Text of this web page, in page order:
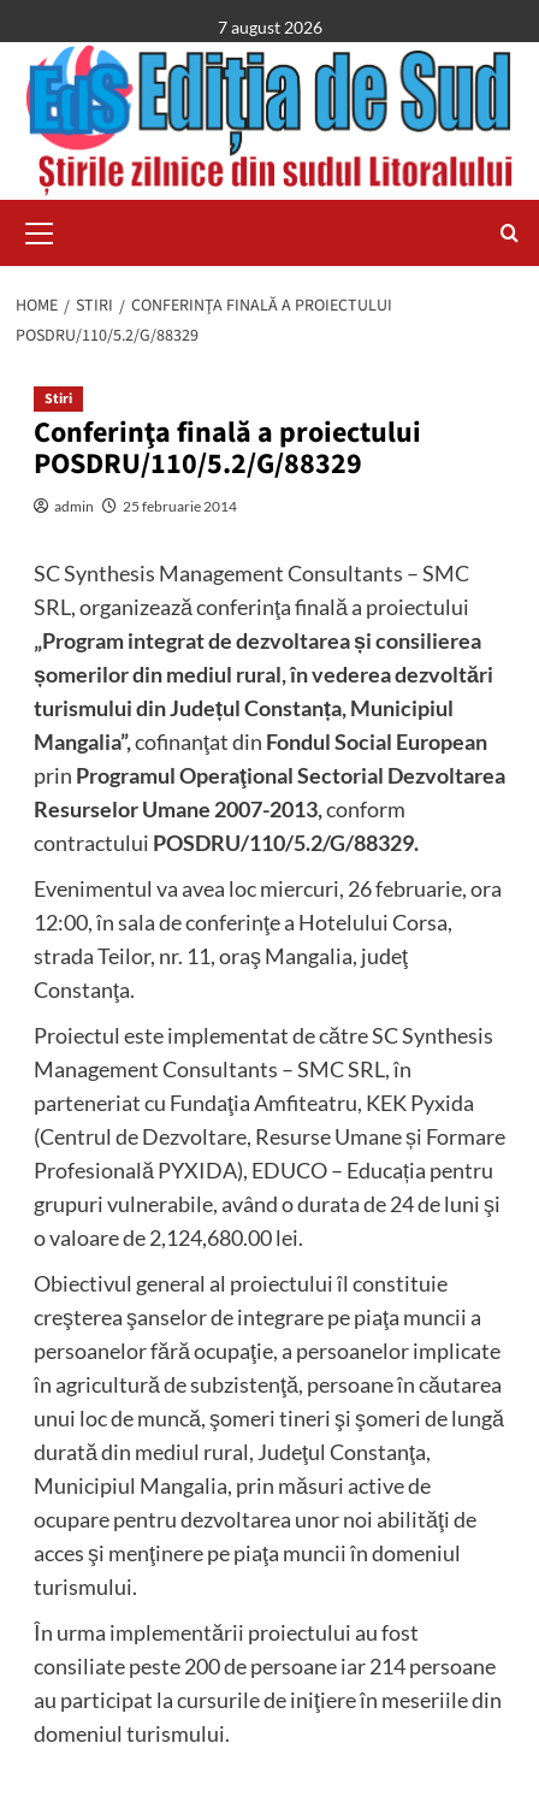
to
content
7 august 2026
Menu
HOME STIRI
CONFERINŢA FINALĂ A PROIECTULUI
POSDRU/110/5.2/G/88329
Stiri
Conferinţa finală a proiectului
POSDRU/110/5.2/G/88329
admin 25 februarie 2014
SC Synthesis Management Consultants – SMC
SRL, organizează conferinţa finală a proiectului
„Program integrat de dezvoltarea și consilierea
șomerilor din mediul rural, în vederea dezvoltări
turismului din Județul Constanța, Municipiul
Mangalia”,cofinanţat din Fondul Social European
prin Programul Operaţional Sectorial Dezvoltarea
Resurselor Umane 2007-2013,conform
contractului POSDRU/110/5.2/G/88329.
Evenimentul va avea loc miercuri, 26 februarie, ora
12:00, în sala de conferinţe a Hotelului Corsa,
strada Teilor, nr. 11, oraş Mangalia, judeţ
Constanţa.
Proiectul este implementat de către SC Synthesis
Management Consultants – SMC SRL, în
parteneriat cu Fundaţia Amfiteatru, KEK Pyxida
(Centrul de Dezvoltare, Resurse Umane și Formare
Profesională PYXIDA), EDUCO – Educația pentru
grupuri vulnerabile, având o durata de 24 de luni şi
o valoare de 2,124,680.00 lei.
Obiectivul general al proiectului îl constituie
creşterea şanselor de integrare pe piaţa muncii a
persoanelor fără ocupaţie, a persoanelor implicate
în agricultură de subzistenţă, persoane în căutarea
unui loc de muncă, şomeri tineri şi şomeri de lungă
durată din mediul rural, Judeţul Constanţa,
Municipiul Mangalia, prin măsuri active de
ocupare pentru dezvoltarea unor noi abilităţi de
acces şi menţinere pe piaţa muncii în domeniul
turismului.
În urma implementării proiectului au fost
consiliate peste 200 de persoane iar 214 persoane
au participat la cursurile de iniţiere în meseriile din
domeniul turismului.